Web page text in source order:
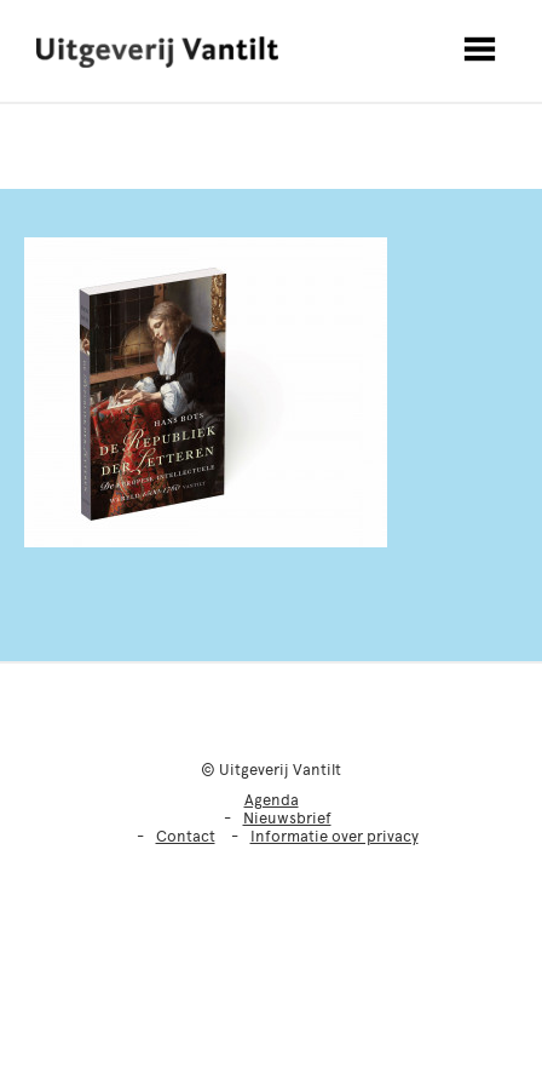
© Uitgeverij Vantilt
Agenda
Nieuwsbrief
Contact
Informatie over privacy